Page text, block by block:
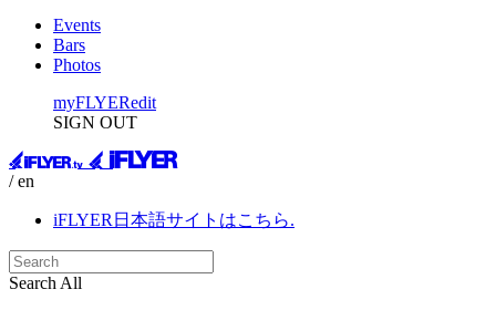
Events
Bars
Photos
myFLYERedit
SIGN OUT
/ en
iFLYER日本語サイトはこちら.
Search All